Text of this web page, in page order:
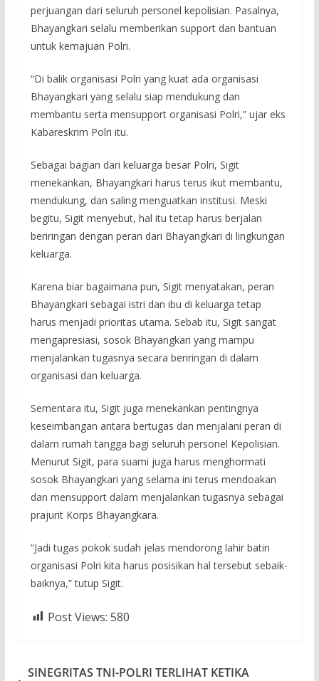
perjuangan dari seluruh personel kepolisian. Pasalnya,
Bhayangkari selalu memberikan support dan bantuan
untuk kemajuan Polri.
“Di balik organisasi Polri yang kuat ada organisasi
Bhayangkari yang selalu siap mendukung dan
membantu serta mensupport organisasi Polri,” ujar eks
Kabareskrim Polri itu.
Sebagai bagian dari keluarga besar Polri, Sigit
menekankan, Bhayangkari harus terus ikut membantu,
mendukung, dan saling menguatkan institusi. Meski
begitu, Sigit menyebut, hal itu tetap harus berjalan
beriringan dengan peran dari Bhayangkari di lingkungan
keluarga.
Karena biar bagaimana pun, Sigit menyatakan, peran
Bhayangkari sebagai istri dan ibu di keluarga tetap
harus menjadi prioritas utama. Sebab itu, Sigit sangat
mengapresiasi, sosok Bhayangkari yang mampu
menjalankan tugasnya secara beriringan di dalam
organisasi dan keluarga.
Sementara itu, Sigit juga menekankan pentingnya
keseimbangan antara bertugas dan menjalani peran di
dalam rumah tangga bagi seluruh personel Kepolisian.
Menurut Sigit, para suami juga harus menghormati
sosok Bhayangkari yang selama ini terus mendoakan
dan mensupport dalam menjalankan tugasnya sebagai
prajurit Korps Bhayangkara.
“Jadi tugas pokok sudah jelas mendorong lahir batin
organisasi Polri kita harus posisikan hal tersebut sebaik-
baiknya,” tutup Sigit.
Post Views: 580
SINEGRITAS TNI-POLRI TERLIHAT KETIKA